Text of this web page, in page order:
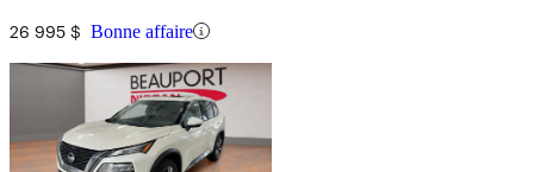
26 995 $ Bonne affaire